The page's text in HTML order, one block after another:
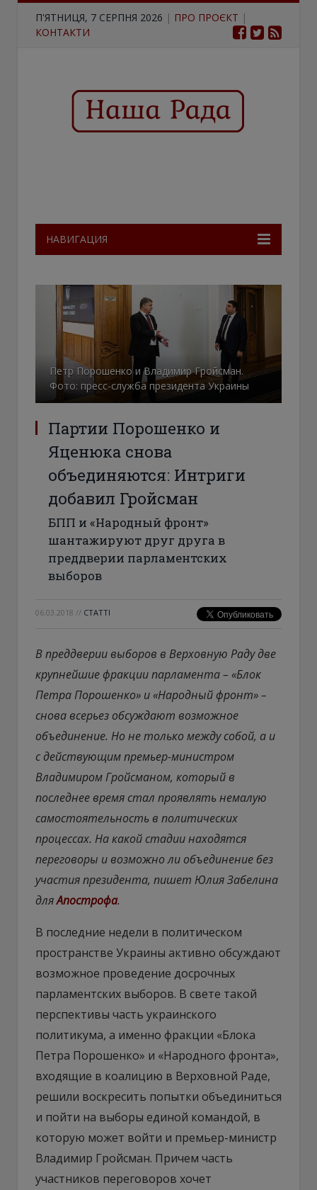
П'ЯТНИЦЯ, 7 СЕРПНЯ 2026 | ПРО ПРОЄКТ |
КОНТАКТИ
НАВИГАЦИЯ
Петр Порошенко и Владимир Гройсман.
Фото: пресс-служба президента Украины
Партии Порошенко и
Яценюка снова
объединяются: Интриги
добавил Гройсман
БПП и «Народный фронт»
шантажируют друг друга в
преддверии парламентских
выборов
06.03.2018 // СТАТТІ
В преддверии выборов в Верховную Раду две
крупнейшие фракции парламента – «Блок
Петра Порошенко» и «Народный фронт» –
снова всерьез обсуждают возможное
объединение. Но не только между собой, а и
с действующим премьер-министром
Владимиром Гройсманом, который в
последнее время стал проявлять немалую
самостоятельность в политических
процессах. На какой стадии находятся
переговоры и возможно ли объединение без
участия президента, пишет Юлия Забелина
дляАпострофа.
В последние недели в политическом
пространстве Украины активно обсуждают
возможное проведение досрочных
парламентских выборов. В свете такой
перспективы часть украинского
политикума, а именно фракции «Блока
Петра Порошенко» и «Народного фронта»,
входящие в коалицию в Верховной Раде,
решили воскресить попытки объединиться
и пойти на выборы единой командой, в
которую может войти и премьер-министр
Владимир Гройсман. Причем часть
участников переговоров хочет